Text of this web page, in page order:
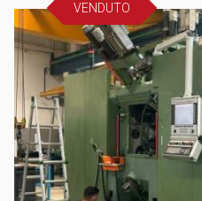
VENDUTO